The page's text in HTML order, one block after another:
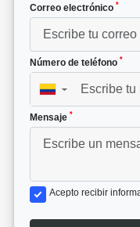
Correo electrónico *
Número de teléfono *
▼
Mensaje *
Acepto recibir